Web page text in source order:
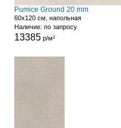
Pumice Ground 20 mm
60x120 см, напольная
Наличие: по запросу
13385р/м²